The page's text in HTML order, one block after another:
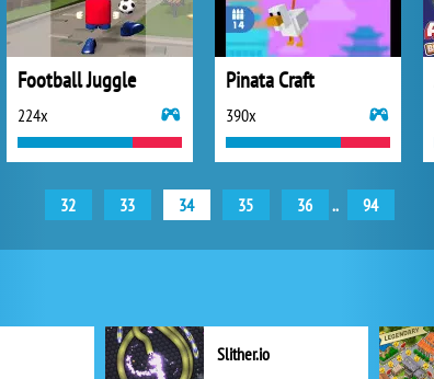
Football Juggle
224x
Pinata Craft
390x
32 33 34 35 36 .. 94
Slither.io